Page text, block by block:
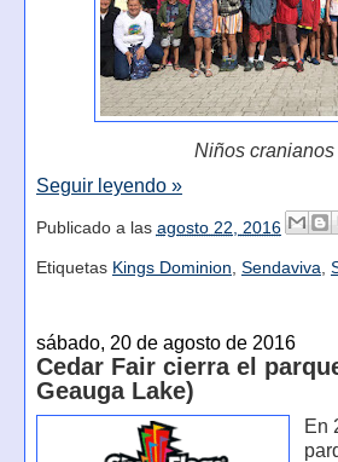
Niños cranianos
Seguir leyendo »
Publicado a las agosto 22, 2016
Etiquetas Kings Dominion Sendaviva
sábado, 20 de agosto de 2016
Cedar Fair cierra el
Geauga Lake)
En